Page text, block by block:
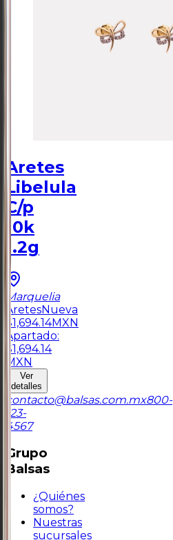
Aretes
Libelula
C/p
10k
1.2g
Marquelia
AretesNueva
$1,694.14MXN
Apartado:
$1,694.14
MXN
Ver
detalles
contacto@balsas.com.mx800-
123-
4567
Grupo
Balsas
¿Quiénes
somos?
Nuestras
sucursales